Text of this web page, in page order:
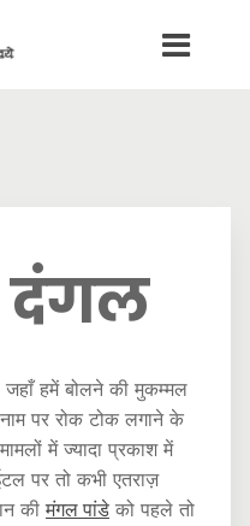
दंगल
हमें बोलने की मुकम्मल
पर रोक टोक लगाने के
में ज्यादा प्रकाश में
पर तो कभी एतराज़
कीमंगल पांडे को पहले तो